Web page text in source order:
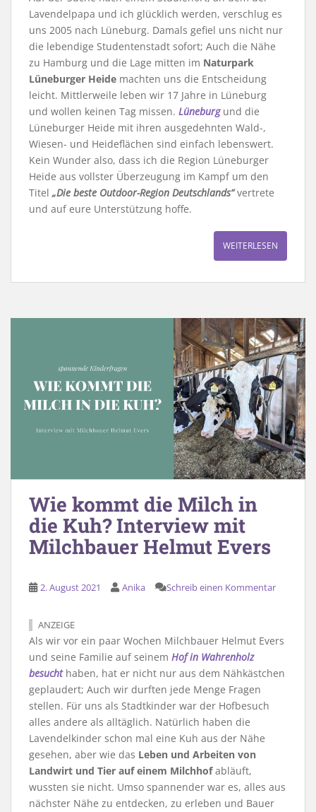
Lavendelpapa und ich glücklich werden, verschlug es
uns 2005 nach Lüneburg. Damals gefiel uns nicht nur
die lebendige Studentenstadt sofort; Auch die Nähe
zu Hamburg und die Lage mitten im Naturpark
Lüneburger Heide machten uns die Entscheidung
leicht. Mittlerweile leben wir 17 Jahre in Lüneburg
und wollen keinen Tag missen. Lüneburgund die
Lüneburger Heide mit ihren ausgedehnten Wald-,
Wiesen- und Heideflächen sind einfach lebenswert.
Kein Wunder also, dass ich die Region Lüneburger
Heide aus vollster Überzeugung im Kampf um den
Titel „Die beste Outdoor-Region Deutschlands“vertrete
und auf eure Unterstützung hoffe.
WEITERLESEN
Wie kommt die Milch in
die Kuh? Interview mit
Milchbauer Helmut Evers
2. August 2021 Anika Schreib einen Kommentar
ANZEIGE
Als wir vor ein paar Wochen Milchbauer Helmut Evers
und seine Familie auf seinem Hof in Wahrenholz
besuchthaben, hat er nicht nur aus dem Nähkästchen
geplaudert; Auch wir durften jede Menge Fragen
stellen. Für uns als Stadtkinder war der Hofbesuch
alles andere als alltäglich. Natürlich haben die
Lavendelkinder schon mal eine Kuh aus der Nähe
gesehen, aber wie das Leben und Arbeiten von
Landwirt und Tier auf einem Milchhofabläuft,
wussten sie nicht. Umso spannender war es, alles aus
nächster Nähe zu entdecken, zu erleben und Bauer